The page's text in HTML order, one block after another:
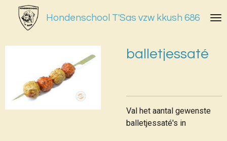
direct
de
Hondenschool T'Sas vzw kkush 686
balletjessaté
Val het aantal gewenste
balletjessaté's in